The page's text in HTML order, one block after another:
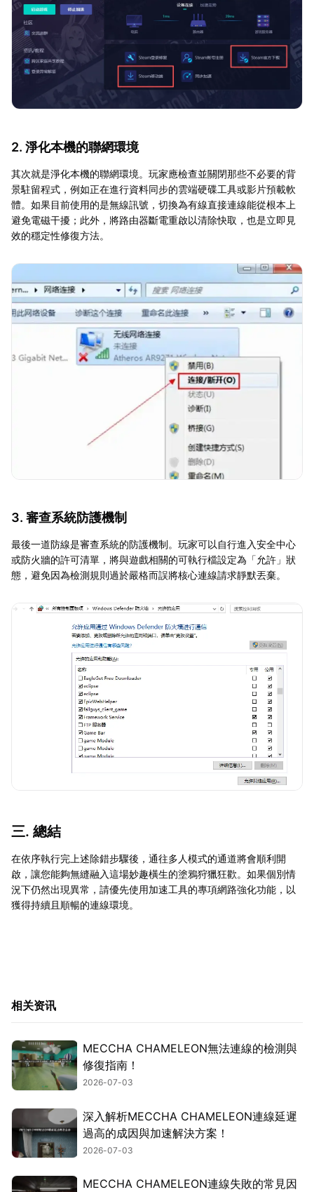
2. 淨化本機的聯網環境
其次就是淨化本機的聯網環境。玩家應檢查並關閉那些不必要的背
景駐留程式，例如正在進行資料同步的雲端硬碟工具或影片預載軟
體。如果目前使用的是無線訊號，切換為有線直接連線能從根本上
避免電磁干擾；此外，將路由器斷電重啟以清除快取，也是立即見
效的穩定性修復方法。
3. 審查系統防護機制
最後一道防線是審查系統的防護機制。玩家可以自行進入安全中心
或防火牆的許可清單，將與遊戲相關的可執行檔設定為「允許」狀
態，避免因為檢測規則過於嚴格而誤將核心連線請求靜默丟棄。
三. 總結
在依序執行完上述除錯步驟後，通往多人模式的通道將會順利開
啟，讓您能夠無縫融入這場妙趣橫生的塗鴉狩獵狂歡。如果個別情
況下仍然出現異常，請優先使用加速工具的專項網路強化功能，以
獲得持續且順暢的連線環境。
相关资讯
MECCHA CHAMELEON無法連線的檢測與
修復指南！
2026-07-03
深入解析MECCHA CHAMELEON連線延遲
過高的成因與加速解決方案！
2026-07-03
MECCHA CHAMELEON連線失敗的常見因